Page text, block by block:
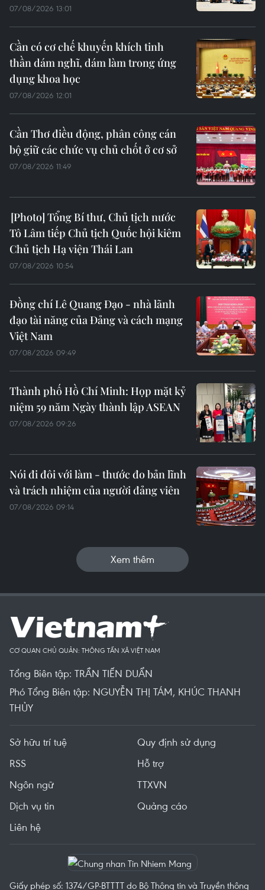
07/08/2026 13:01
Cần có cơ chế khuyến khích tinh
thần dám nghĩ, dám làm trong ứng
dụng khoa học
07/08/2026 12:01
Cần Thơ điều động, phân công cán
bộ giữ các chức vụ chủ chốt ở cơ sở
07/08/2026 11:49
Tổng Bí thư, Chủ tịch nước
Tô Lâm tiếp Chủ tịch Quốc hội kiêm
Chủ tịch Hạ viện Thái Lan
07/08/2026 10:54
Đồng chí Lê Quang Đạo - nhà lãnh
đạo tài năng của Đảng và cách mạng
Việt Nam
07/08/2026 09:49
Thành phố Hồ Chí Minh: Họp mặt kỷ
niệm 59 năm Ngày thành lập ASEAN
07/08/2026 09:26
Nói đi đôi với làm - thước đo bản lĩnh
và trách nhiệm của người đảng viên
07/08/2026 09:14
Xem thêm
CƠ QUAN CHỦ QUẢN: THÔNG TẤN XÃ VIỆT NAM
Tổng Biên tập: TRẦN TIẾN DUẨN
Phó Tổng Biên tập: NGUYỄN THỊ TÁM, KHÚC THANH
THỦY
Sở hữu trí tuệ
Quy định sử dụng
RSS
Hỗ trợ
Ngôn ngữ
TTXVN
Dịch vụ tin
Quảng cáo
Liên hệ
Giấy phép số: 1374/GP-BTTTT do Bộ Thông tin và Truyền thông